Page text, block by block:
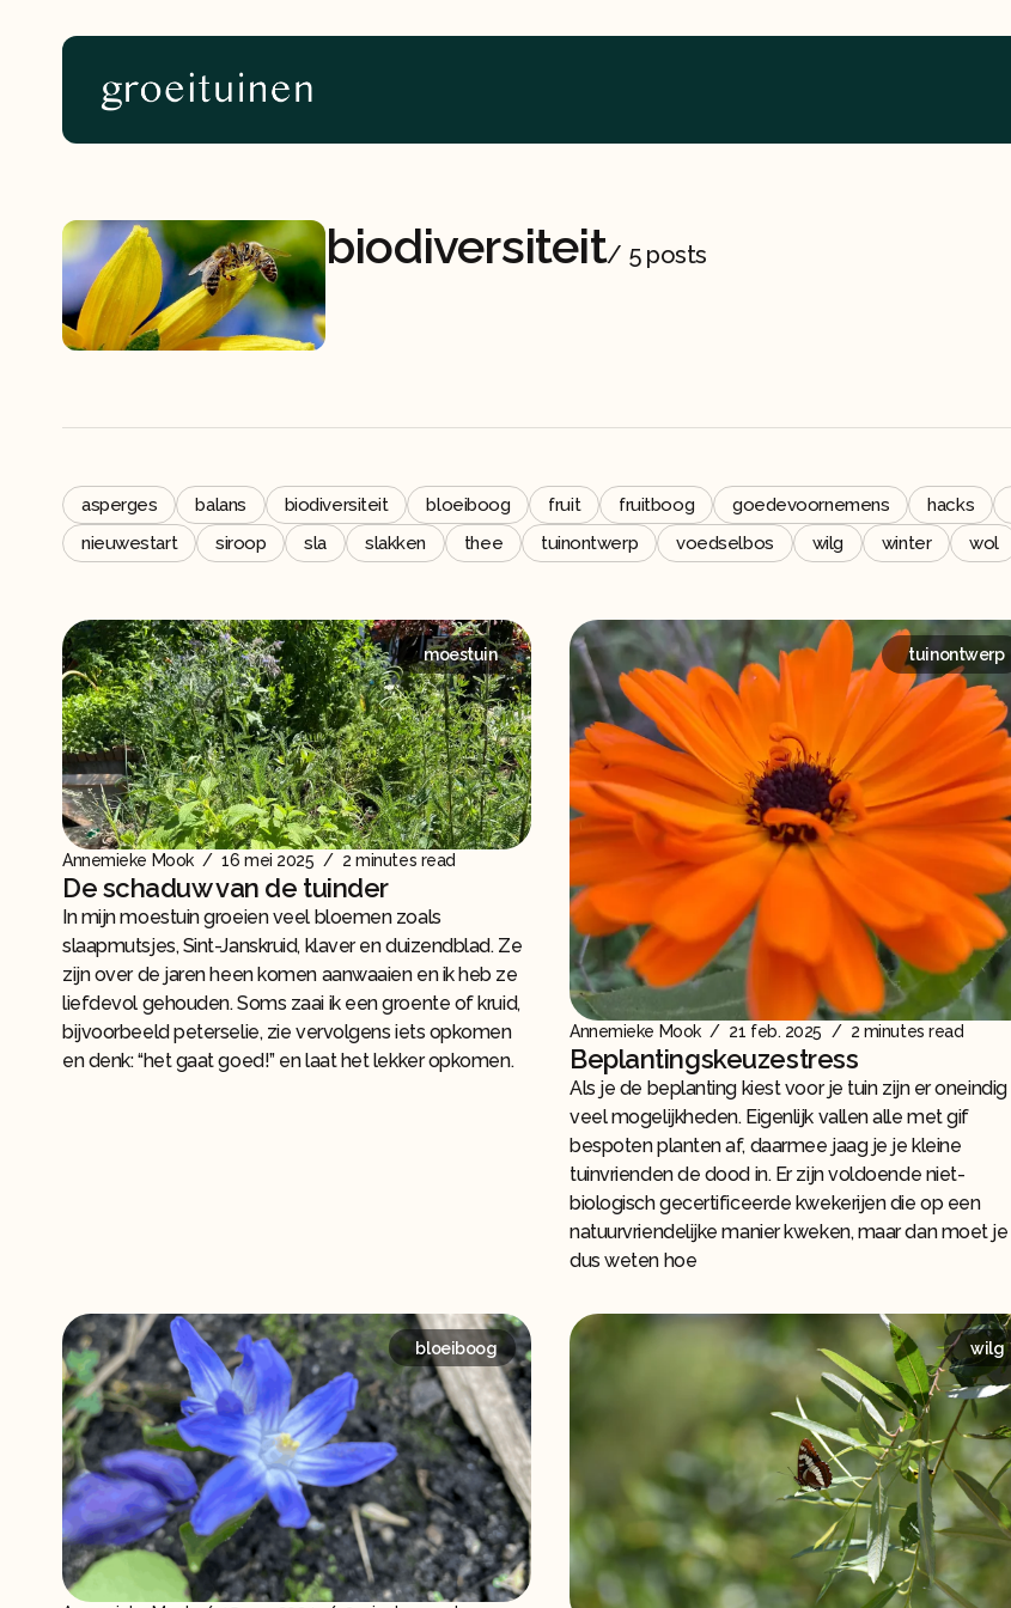
About biodiversiteit/ 5 posts
asperges balans biodiversiteit bloeiboog fruit fruitboog goedevoornemens hacks
nieuwestart
siroop sla slakken thee tuinontwerp voedselbos wilg winter wol
moestuin
Annemieke Mook / 16 mei 2025 / 2 minutes read
De schaduw van de tuinder
In mijn moestuin groeien veel bloemen zoals
slaapmutsjes, Sint-Janskruid, klaver en duizendblad. Ze
zijn over de jaren heen komen aanwaaien en ik heb ze
liefdevol gehouden. Soms zaai ik een groente of kruid,
bijvoorbeeld peterselie, zie vervolgens iets opkomen
en denk: “het gaat goed!” en laat het lekker opkomen.
tuinontwerp
Annemieke Mook / 21 feb. 2025 / 2 minutes read
Beplantingskeuzestress
Als je de beplanting kiest voor je tuin zijn er oneindig
veel mogelijkheden. Eigenlijk vallen alle met gif
bespoten planten af, daarmee jaag je je kleine
tuinvrienden de dood in. Er zijn voldoende niet-
biologisch gecertificeerde kwekerijen die op een
natuurvriendelijke manier kweken, maar dan moet je
dus weten hoe
bloeiboog wilg